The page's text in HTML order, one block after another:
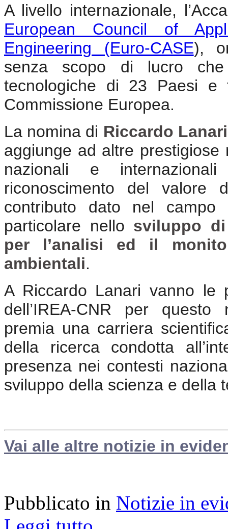
A livello internazionale,
European Council of
Engineering (Euro-CASE),
senza scopo di lucro che
tecnologiche di 23 Paesi e
Commissione Europea.
La nomina di Riccardo Lanari
aggiunge ad altre prestigiose
nazionali e
riconoscimento del valore
contributo dato nel campo
particolare nello sviluppo
per l’analisi ed il
ambientali.
A Riccardo Lanari vanno le
dell’IREA-CNR per
premia una carriera
della ricerca condotta
presenza nei contesti
sviluppo della scienza e della
Vai alle altre notizie in
Pubblicato in Notizie in